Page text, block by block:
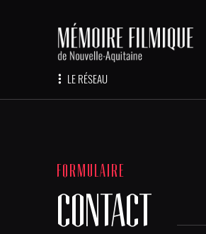
LE RÉSEAU
FORMULAIRE
CONTACT